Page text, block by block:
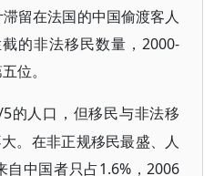
留在法国的中国偷渡客人
的非法移民数量，2000-
位。
5的人口，但移民与非法移
。在非正规移民最盛、人
中国者只占1.6%，2006